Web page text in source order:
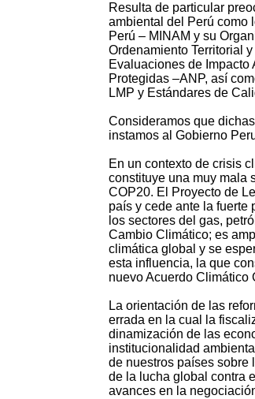
Resulta de particular
ambiental del Perú como
Perú – MINAM y su
Ordenamiento Territorial
Evaluaciones de
Protegidas –ANP, así
LMP y Estándares de
Consideramos que
instamos al Gobierno
En un contexto de crisis
constituye una muy mala
COP20. El Proyecto de
país y cede ante la fuerte
los sectores del gas,
Cambio Climático; es
climática global y se
esta influencia, la que
nuevo Acuerdo Climático
La orientación de las
errada en la cual la
dinamización de las
institucionalidad
de nuestros países sobre
de la lucha global contra
avances en la